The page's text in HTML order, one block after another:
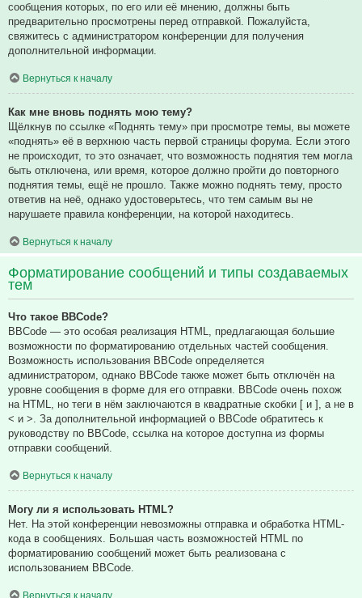
сообщения которых, по его или её мнению, должны быть
предварительно просмотрены перед отправкой. Пожалуйста,
свяжитесь с администратором конференции для получения
дополнительной информации.
Вернуться к началу
Как мне вновь поднять мою тему?
Щёлкнув по ссылке «Поднять тему» при просмотре темы, вы можете
«поднять» её в верхнюю часть первой страницы форума. Если этого
не происходит, то это означает, что возможность поднятия тем могла
быть отключена, или время, которое должно пройти до повторного
поднятия темы, ещё не прошло. Также можно поднять тему, просто
ответив на неё, однако удостоверьтесь, что тем самым вы не
нарушаете правила конференции, на которой находитесь.
Вернуться к началу
Форматирование сообщений и типы создаваемых
тем
Что такое BBCode?
BBCode — это особая реализация HTML, предлагающая большие
возможности по форматированию отдельных частей сообщения.
Возможность использования BBCode определяется
администратором, однако BBCode также может быть отключён на
уровне сообщения в форме для его отправки. BBCode очень похож
на HTML, но теги в нём заключаются в квадратные скобки [ и ], а не в
< и >. За дополнительной информацией о BBCode обратитесь к
руководству по BBCode, ссылка на которое доступна из формы
отправки сообщений.
Вернуться к началу
Могу ли я использовать HTML?
Нет. На этой конференции невозможны отправка и обработка HTML-
кода в сообщениях. Большая часть возможностей HTML по
форматированию сообщений может быть реализована с
использованием BBCode.
Вернуться к началу